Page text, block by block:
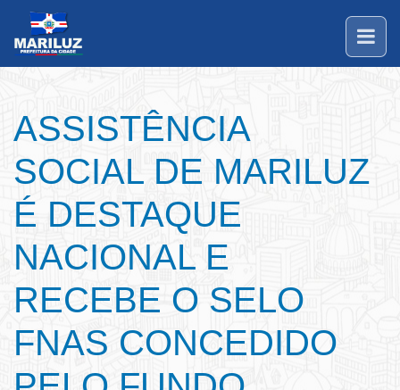
ASSISTÊNCIA
SOCIAL DE MARILUZ
É DESTAQUE
NACIONAL E
RECEBE O SELO
FNAS CONCEDIDO